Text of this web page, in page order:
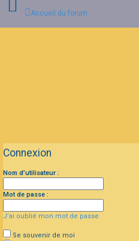
Accueil du forum
Connexion
Nom d’utilisateur :
Mot de passe :
J’ai oublié mon mot de passe
Se souvenir de moi